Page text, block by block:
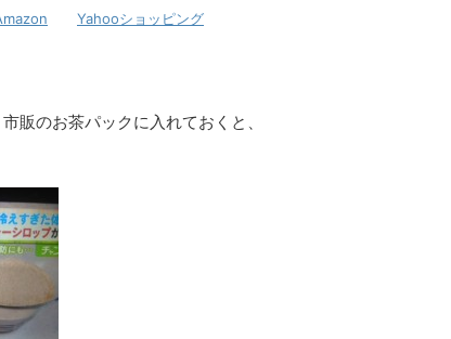
Yahooショッピング
販のお茶パックに入れておくと、